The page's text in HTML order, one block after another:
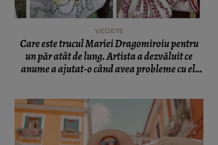
VEDETE
Care este trucul Mariei Dragomiroiu pentru
un păr atât de lung. Artista a dezvăluit ce
anume a ajutat-o când avea probleme cu el: